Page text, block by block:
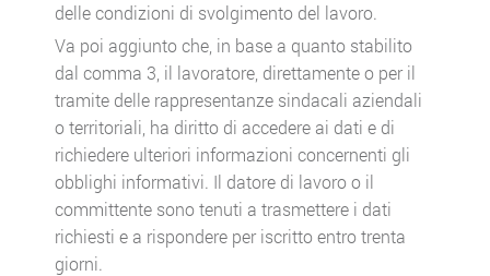
delle condizioni di svolgimento del lavoro.
Va poi aggiunto che, in base a quanto stabilito
dal comma 3, il lavoratore, direttamente o per il
tramite delle rappresentanze sindacali aziendali
o territoriali, ha diritto di accedere ai dati e di
richiedere ulteriori informazioni concernenti gli
obblighi informativi. Il datore di lavoro o il
committente sono tenuti a trasmettere i dati
richiesti e a rispondere per iscritto entro trenta
giorni.